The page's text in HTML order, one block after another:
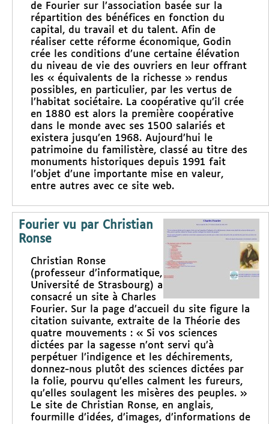
de Fourier sur l’association basée sur la
répartition des bénéfices en fonction du
capital, du travail et du talent. Afin de
réaliser cette réforme économique, Godin
crée les conditions d’une certaine élévation
du niveau de vie des ouvriers en leur offrant
les « équivalents de la richesse » rendus
possibles, en particulier, par les vertus de
l’habitat sociétaire. La coopérative qu’il crée
en 1880 est alors la première coopérative
dans le monde avec ses 1500 salariés et
existera jusqu’en 1968. Aujourd’hui le
patrimoine du familistère, classé au titre des
monuments historiques depuis 1991 fait
l’objet d’une importante mise en valeur,
entre autres avec ce site web.
Fourier vu par Christian
Ronse
Christian Ronse
(professeur d’informatique,
Université de Strasbourg) a
consacré un site à Charles
Fourier. Sur la page d’accueil du site figure la
citation suivante, extraite de la Théorie des
quatre mouvements : « Si vos sciences
dictées par la sagesse n’ont servi qu’à
perpétuer l’indigence et les déchirements,
donnez-nous plutôt des sciences dictées par
la folie, pourvu qu’elles calment les fureurs,
qu’elles soulagent les misères des peuples. »
Le site de Christian Ronse, en anglais,
fourmille d’idées, d’images, d’informations de